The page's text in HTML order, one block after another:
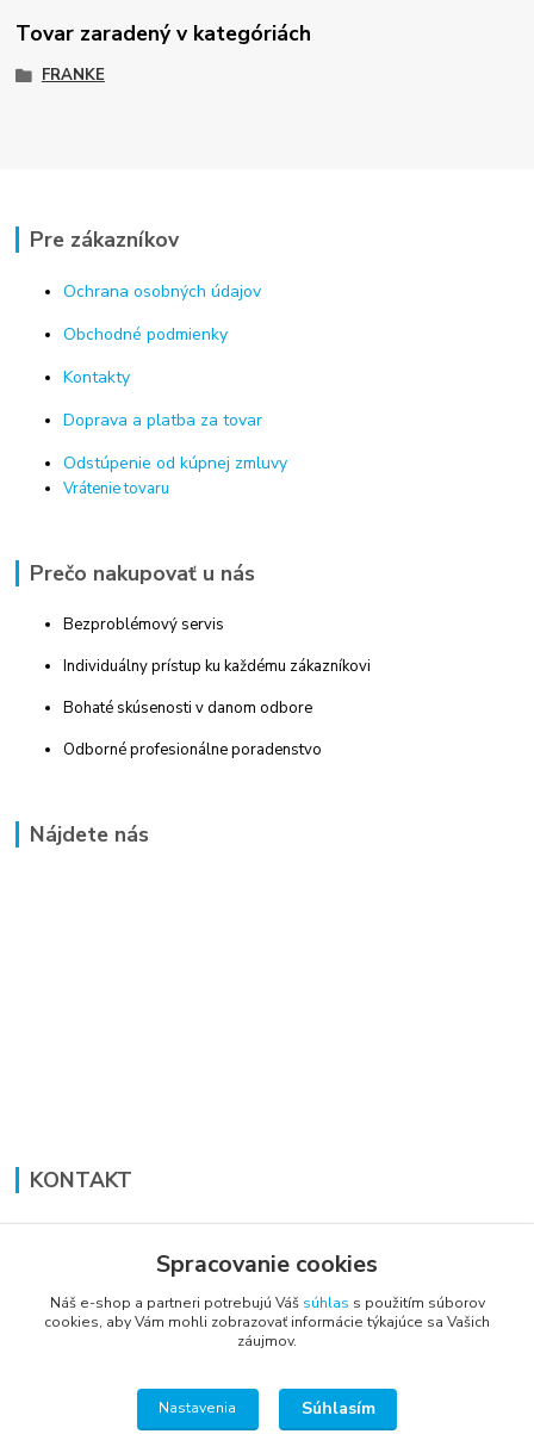
Tovar zaradený v kategóriách
FRANKE
Pre zákazníkov
Ochrana osobných údajov
Obchodné podmienky
Kontakty
Doprava a platba za tovar
Odstúpenie od kúpnej zmluvy
Vrátenie tovaru
Prečo nakupovať u nás
Bezproblémový servis
Individuálny prístup ku každému zákazníkovi
Bohaté skúsenosti v danom odbore
Odborné profesionálne poradenstvo
Nájdete nás
KONTAKT
+421 948 711 774
vsetkoprenabytok@gmail.com
Spracovanie cookies
Náš e-shop a partneri potrebujú Váš súhlas s použitím súborov
cookies, aby Vám mohli zobrazovať informácie týkajúce sa Vašich
záujmov.
Nastavenia Súhlasím